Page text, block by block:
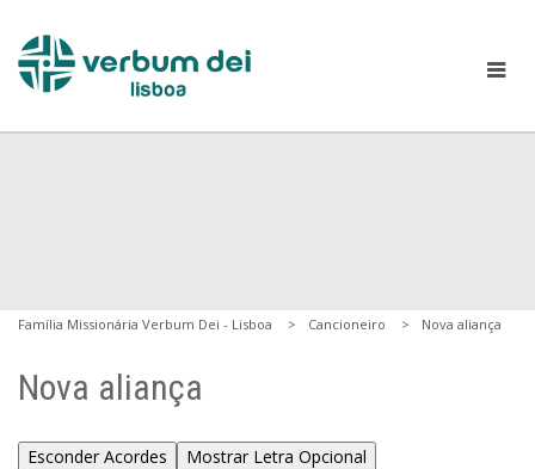
Família Missionária Verbum Dei - Lisboa Cancioneiro Nova aliança
Nova aliança
Esconder Acordes Mostrar Letra Opcional